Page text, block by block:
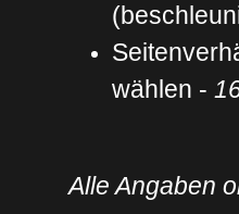
wählen -
Alle Angaben